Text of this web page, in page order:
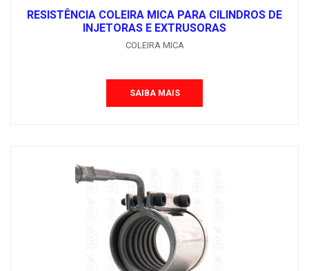
RESISTÊNCIA COLEIRA MICA PARA CILINDROS DE
INJETORAS E EXTRUSORAS
COLEIRA MICA
SAIBA MAIS